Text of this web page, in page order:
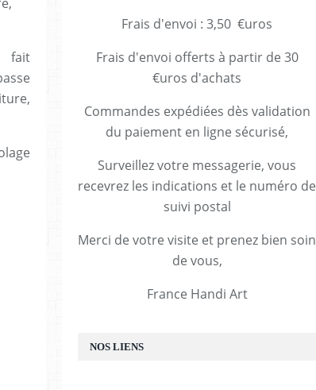
fait
Frais d'envoi : 3,50 €uros
Frais d'envoi offerts à partir de 30
€uros d'achats
Commandes expédiées dès validation
du paiement en ligne sécurisé,
Surveillez votre messagerie, vous
recevrez les indications et le numéro de
suivi postal
Merci de votre visite et prenez bien soin
de vous,
France Handi Art
NOS LIENS